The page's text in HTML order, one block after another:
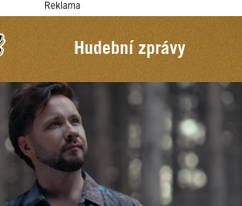
Reklama
Hudební zprávy